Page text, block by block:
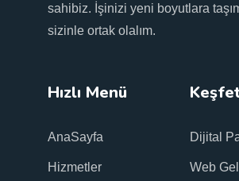
sahibiz. İşinizi yeni boyutlara
sizinle ortak olalım.
Hızlı Menü
AnaSayfa
Hizmetler
Dijital
Web